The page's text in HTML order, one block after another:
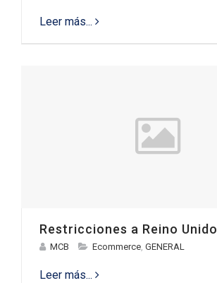
Leer más...
Restricciones a Reino Unido
MCB Ecommerce, GENERAL
Leer más...